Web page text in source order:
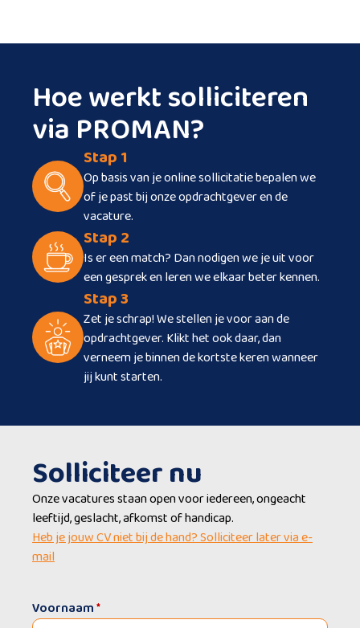
Hoe werkt solliciteren
via PROMAN?
Stap 1
Op basis van je online sollicitatie bepalen we
of je past bij onze opdrachtgever en de
vacature.
Stap 2
Is er een match? Dan nodigen we je uit voor
een gesprek en leren we elkaar beter kennen.
Stap 3
Zet je schrap! We stellen je voor aan de
opdrachtgever. Klikt het ook daar, dan
verneem je binnen de kortste keren wanneer
jij kunt starten.
Solliciteer nu
Onze vacatures staan open voor iedereen, ongeacht
leeftijd, geslacht, afkomst of handicap.
Heb je jouw CV niet bij de hand? Solliciteer later via e-
mail
Voornaam*